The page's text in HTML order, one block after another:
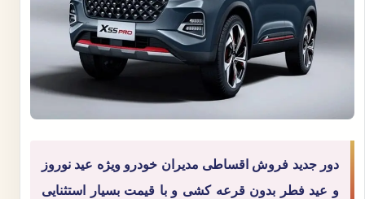
دور جدید فروش اقساطی مدیران خودرو ویژه عید نوروز
و عید فطر بدون قرعه کشی و با قیمت بسیار استثنایی